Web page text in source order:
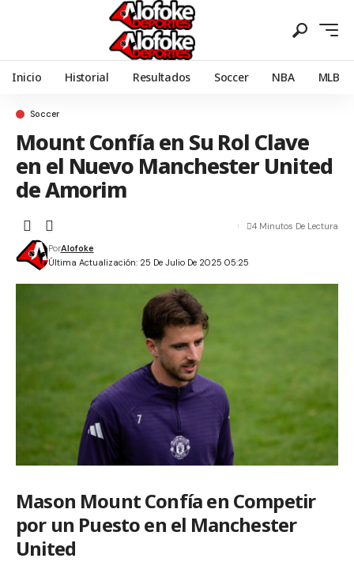
Inicio Historial Resultados Soccer NBA MLB
Soccer
Mount Confía en Su Rol Clave
en el Nuevo Manchester United
de Amorim
Última Actualización: 25 De Julio De 2025 05:25
PorAlofoke
4 Minutos De Lectura
Mason Mount Confía en Competir
por un Puesto en el Manchester
United